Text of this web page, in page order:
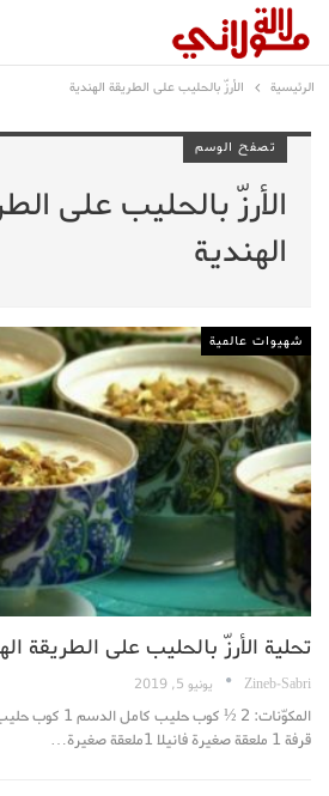
الرئيسية الأرزّ بالحليب على الطريقة الهندية
تصفح الوسم
الأرزّ بالحليب على
الهندية
شهيوات عالمية
تحلية الأرزّ بالحليب على الطريقة
Zineb-Sabri يونيو 5, 2019
قرفة 1 ملعقة صغيرة فانيلا 1ملعقة صغيرة…